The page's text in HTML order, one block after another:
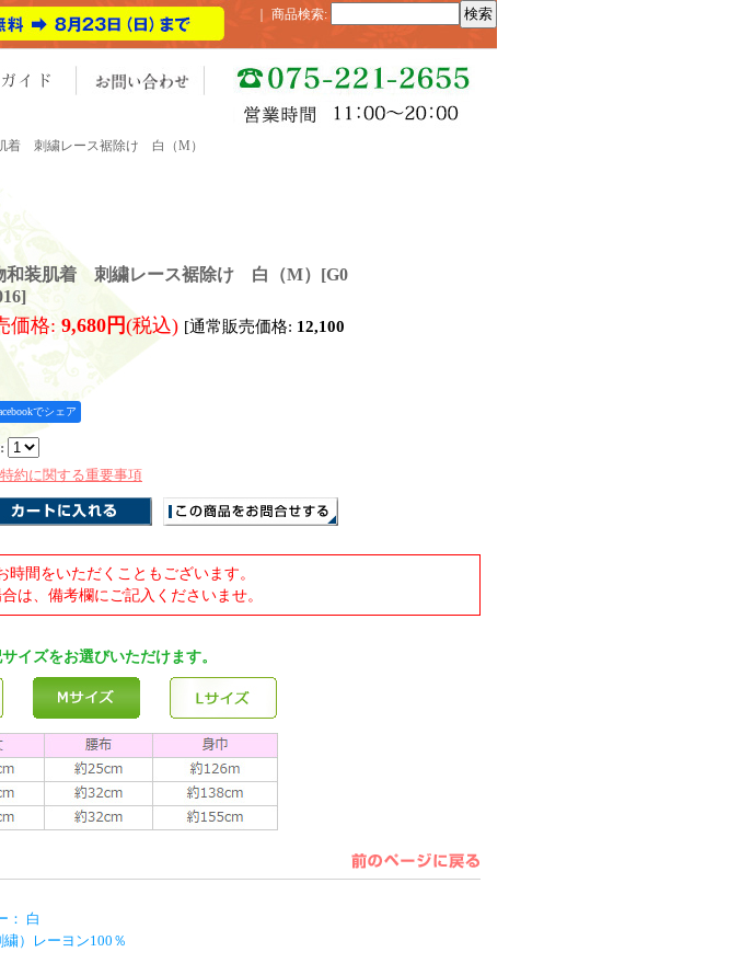
着 刺繍レース裾除け 白（M）
商品検索:
和装肌着 刺繍レース裾除け 白（M） [G0
]
価格: 9,680円(税込) [通常販売価格: 12,100
でシェア
:
約に関する重要事項
時間をいただくこともございます。
は、備考欄にご記入くださいませ。
イズをお選びいただけます。
： 白
）レーヨン100％